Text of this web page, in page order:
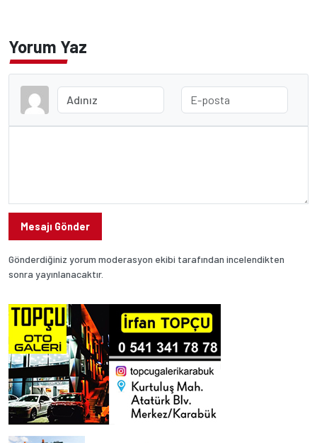
Yorum Yaz
Mesajı Gönder
Gönderdiğiniz yorum moderasyon ekibi tarafından incelendikten
sonra yayınlanacaktır.